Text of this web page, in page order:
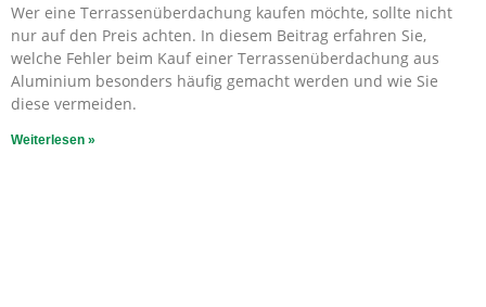
Wer eine Terrassenüberdachung kaufen möchte, sollte nicht
nur auf den Preis achten. In diesem Beitrag erfahren Sie,
welche Fehler beim Kauf einer Terrassenüberdachung aus
Aluminium besonders häufig gemacht werden und wie Sie
diese vermeiden.
Weiterlesen »